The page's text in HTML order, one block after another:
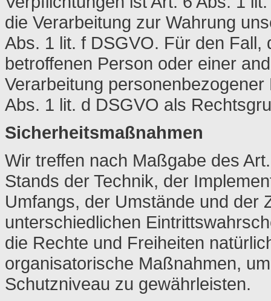
die Verarbeitung zur Wahrung
Abs. 1 lit. f DSGVO. Für den
betroffenen Person oder einer
Verarbeitung
Abs. 1 lit. d DSGVO als
Sicherheitsmaßnahmen
Wir treffen nach Maßgabe des
Stands der Technik, der
Umfangs, der Umstände und der
unterschiedlichen
die Rechte und Freiheiten
organisatorische Maßnahmen,
Schutzniveau zu gewährleisten.